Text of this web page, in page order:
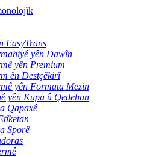
EasyTrans
yên Dawîn
yên Premium
ên Destçêkirî
yên Formata Mezin
yên Kupa û Qedehan
Qapaxê
Sporê